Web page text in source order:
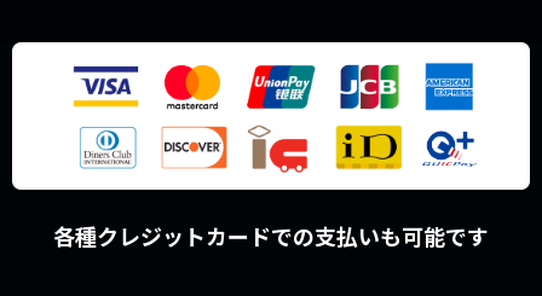
各種クレジットカードでの支払いも可能です